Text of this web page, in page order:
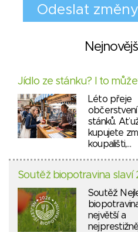
Jídlo ze stánku? I to
Léto přeje
stánků. Ať
kupujete
koupališti,…
Soutěž biopotravina slaví
Soutěž
největší a